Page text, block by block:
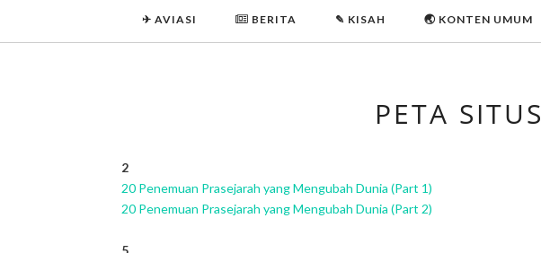
✈ AVIASI  BERITA ✎ KISAH 🌏 KONTEN UMUM
PETA SITUS
2
20 Penemuan Prasejarah yang Mengubah Dunia (Part 1)
20 Penemuan Prasejarah yang Mengubah Dunia (Part 2)
5